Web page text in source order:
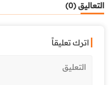
التعاليق (0)
اترك تعليقاً